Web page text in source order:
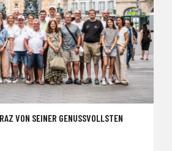
VON SEINER GENUSSVOLLSTEN